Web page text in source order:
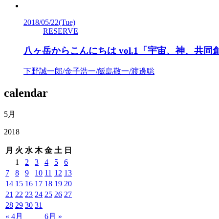
2018/05/22(Tue)
RESERVE
八ヶ岳からこんにちは vol.1「宇宙、神、共同
下野誠一郎/金子浩一/飯島敬一/渡邊聡
calendar
5月
2018
月 火 水 木 金 土 日
« 4月 6月 »
1 2 3 4 5
6
7
8 9 10 11 12 13
14 15 16 17 18 19 20
21 22 23 24 25 26 27
28 29 30 31